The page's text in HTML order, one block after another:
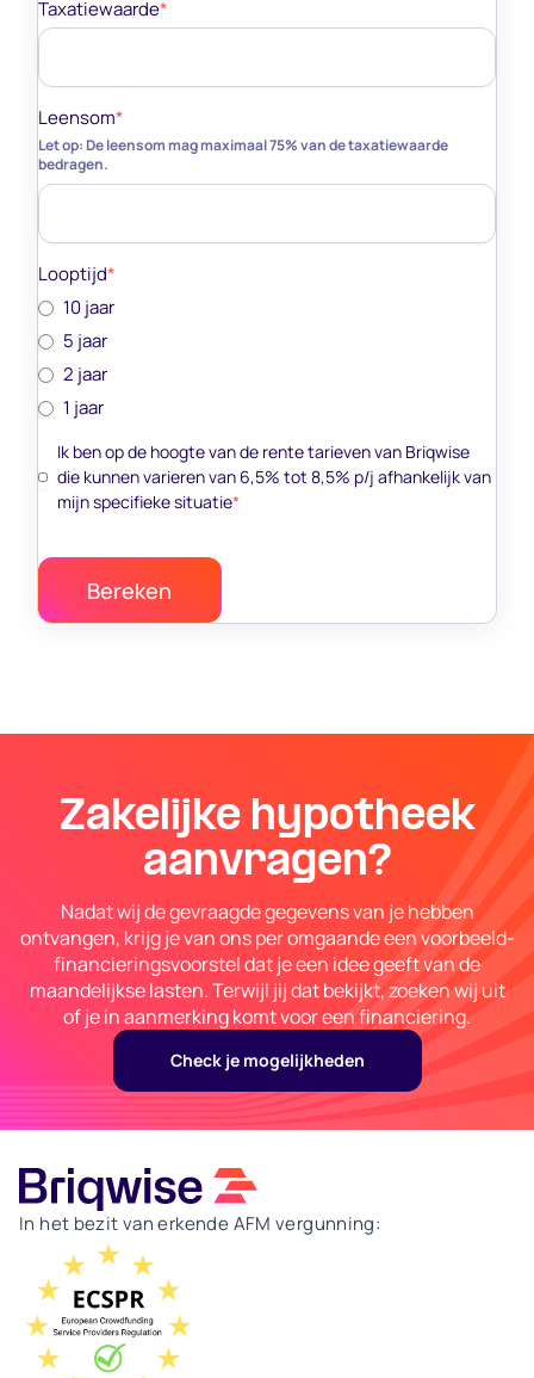
Taxatiewaarde*
Leensom*
Let op: De leensom mag maximaal 75% van de taxatiewaarde
bedragen.
Looptijd*
10 jaar
5 jaar
2 jaar
1 jaar
Ik ben op de hoogte van de rente tarieven van Briqwise
die kunnen varieren van 6,5% tot 8,5% p/j afhankelijk van
mijn specifieke situatie*
Zakelijke hypotheek
aanvragen?
Nadat wij de gevraagde gegevens van je hebben
ontvangen, krijg je van ons per omgaande een voorbeeld-
financieringsvoorstel dat je een idee geeft van de
maandelijkse lasten. Terwijl jij dat bekijkt, zoeken wij uit
of je in aanmerking komt voor een financiering.
Check je mogelijkheden
In het bezit van erkende AFM vergunning: